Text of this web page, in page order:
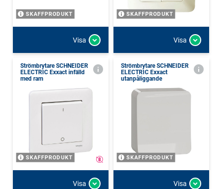
SKAFFPRODUKT
Visa
SKAFFPRODUKT
Visa
Strömbrytare SCHNEIDER
ELECTRIC Exxact infälld
med ram
SKAFFPRODUKT
Visa
Strömbrytare SCHNEIDER
ELECTRIC Exxact
utanpåliggande
SKAFFPRODUKT
Visa